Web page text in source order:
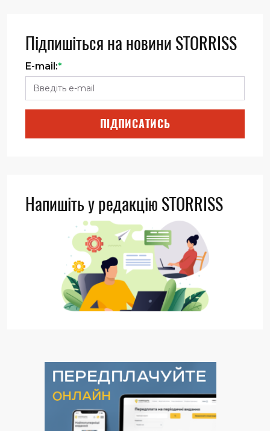
Підпишіться на новини STORRISS
E-mail:*
ПІДПИСАТИСЬ
Напишіть у редакцію STORRISS